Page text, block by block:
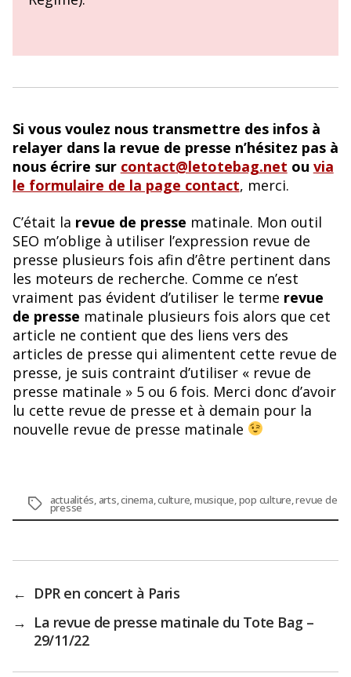
Si vous voulez nous transmettre des infos à
relayer dans la revue de presse n’hésitez pas à
nous écrire sur contact@letotebag.net ou via
le formulaire de la page contact, merci.
C’était la revue de presse matinale. Mon outil
SEO m’oblige à utiliser l’expression revue de
presse plusieurs fois afin d’être pertinent dans
les moteurs de recherche. Comme ce n’est
vraiment pas évident d’utiliser le terme revue
de presse matinale plusieurs fois alors que cet
article ne contient que des liens vers des
articles de presse qui alimentent cette revue de
presse, je suis contraint d’utiliser « revue de
presse matinale » 5 ou 6 fois. Merci donc d’avoir
lu cette revue de presse et à demain pour la
nouvelle revue de presse matinale
Étiquettes
actualités, arts,cinema,culture,musique,pop culture,revue de
presse
← DPR en concert à Paris
→ La revue de presse matinale du Tote Bag –
29/11/22